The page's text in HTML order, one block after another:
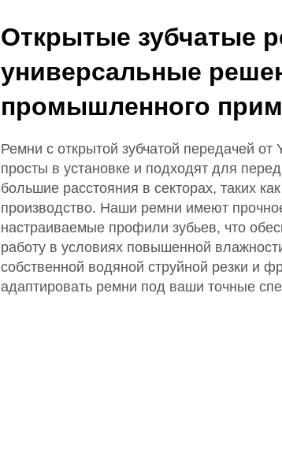
Открытые зубчатые
универсальные
промышленного
Ремни с открытой зубчатой передачей от
просты в установке и подходят для
большие расстояния в секторах, таких
производство. Наши ремни имеют
настраиваемые профили зубьев, что
работу в условиях повышенной
собственной водяной струйной резки и
адаптировать ремни под ваши точные